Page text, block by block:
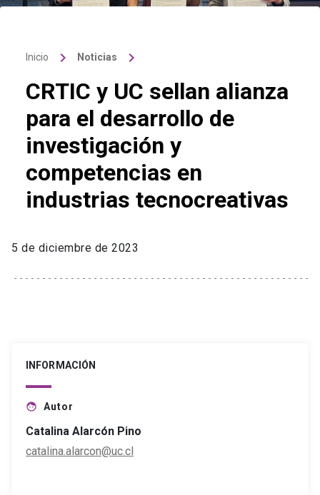
Inicio keyboard_arrow_right Noticias keyboard_arrow_right
CRTIC y UC sellan alianza
para el desarrollo de
investigación y
competencias en
industrias tecnocreativas
5 de diciembre de 2023
INFORMACIÓN
face Autor
Catalina Alarcón Pino
catalina.alarcon@uc.cl